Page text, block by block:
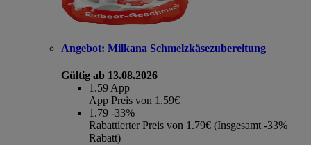
Angebot: Milkana Schmelzkäsezubereitung
Gültig ab 13.08.2026
1.59App
App Preis von 1.59€
1.79 -33%
Rabattierter Preis von 1.79€ (Insgesamt -33%
Rabatt)